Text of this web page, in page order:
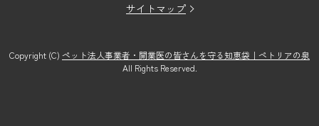
サイトマップ
Copyright (C) ペット法人事業者・開業医の皆さんを守る知恵袋｜ペトリアの泉
All Rights Reserved.